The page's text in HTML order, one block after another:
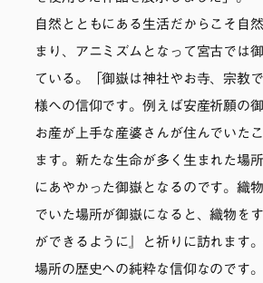
自然とともにある生活だからこそ自
まり、アニミズムとなって宮古では
ている。「御嶽は神社やお寺、宗教
様への信仰です。例えば安産祈願の
お産が上手な産婆さんが住んでいた
ます。新たな生命が多く生まれた場
にあやかった御嶽となるのです。織
でいた場所が御嶽になると、織物を
ができるように』と祈りに訪れます
場所の歴史への純粋な信仰なのです